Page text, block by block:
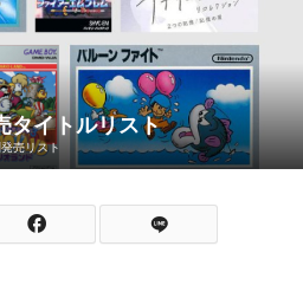
タイトルリスト
売リスト